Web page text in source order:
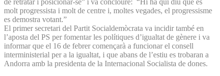
molt progressista i molt de centre i, moltes vegades, el progressisme
es demostra votant.”
El primer secretari del Partit Socialdemòcrata va incidir també en
l’aposta del PS per fomentar les polítiques d’igualtat de gènere i va
informar que el 16 de febrer començarà a funcionar el consell
interministerial per a la igualtat, i que abans de l’estiu es trobaran a
Andorra amb la presidenta de la Internacional Socialista de dones.